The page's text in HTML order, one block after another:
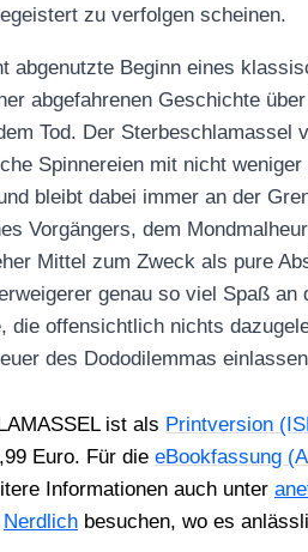
zu ver­fol­gen schei­nen.
abge­nutz­te Beginn eines
abge­fah­re­nen Geschich­te
Tod. Der Ster­be­schla­mas­sel
Spin­ne­rei­en mit nicht
bleibt dabei immer an der
Vor­gän­gers, dem
Mit­tel zum Zweck als pure
genau so viel Spaß
die offen­sicht­lich nichts
des Dodo­di­lem­mas
ist als Print­ver­si­on
Euro. Für die eBook­fas­sung
Infor­ma­tio­nen auch unter
Nerd­lich besu­chen, wo es